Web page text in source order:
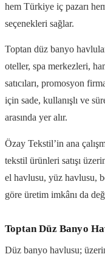
hem Türkiye iç pazarı
seçenekleri sağlar.
Toptan düz banyo
oteller, spa merkezleri,
satıcıları, promosyon
için sade, kullanışlı ve
arasında yer alır.
Özay Tekstil’in ana
tekstil ürünleri satışı
el havlusu, yüz havlusu,
göre üretim imkânı da
Toptan Düz Banyo
Düz banyo havlusu;